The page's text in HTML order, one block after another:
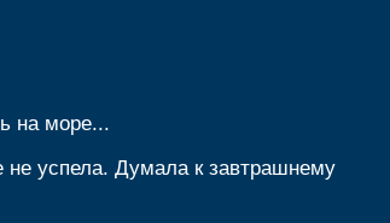
на море...
успела. Думала к завтрашнему